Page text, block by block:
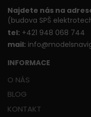
Najdete nás na
(budova SPŠ
tel: +421 948 068 744
mail:
INFORMACE
O NÁS
BLOG
KONTAKT